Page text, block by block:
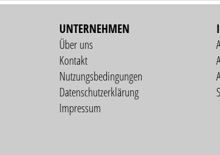
UNTERNEHMEN
Über uns
Kontakt
Nutzungsbedingungen
Datenschutzerklärung
Impressum